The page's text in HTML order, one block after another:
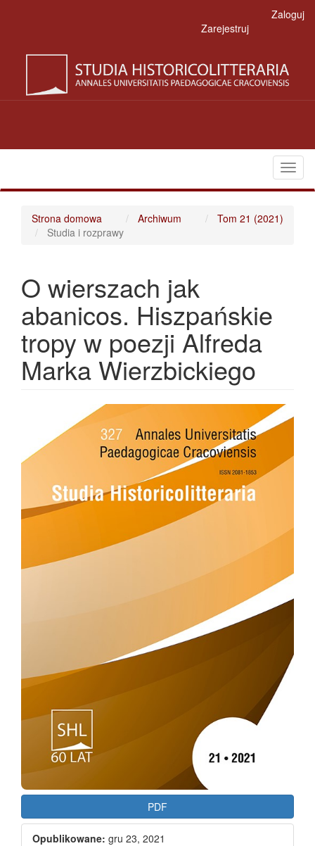
Zarejestruj
Zaloguj
Strona domowa Archiwum
Tom 21 (2021)
Studia i rozprawy
O wierszach jak
abanicos. Hiszpańskie
tropy w poezji Alfreda
Marka Wierzbickiego
Article
Sidebar
PDF
Opublikowane: gru 23, 2021